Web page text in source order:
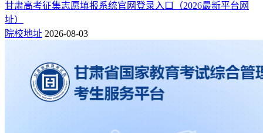
甘肃高考征集志愿填报系统官网登录入口（2026最新平台网
址）
院校地址 2026-08-03